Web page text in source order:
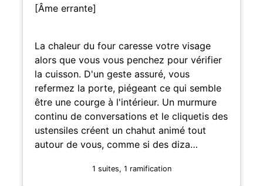
[Âme errante]
La chaleur du four caresse votre visage
alors que vous vous penchez pour vérifier
la cuisson. D'un geste assuré, vous
refermez la porte, piégeant ce qui semble
être une courge à l'intérieur. Un murmure
continu de conversations et le cliquetis des
ustensiles créent un chahut animé tout
autour de vous, comme si des diza…
1 suites, 1 ramification